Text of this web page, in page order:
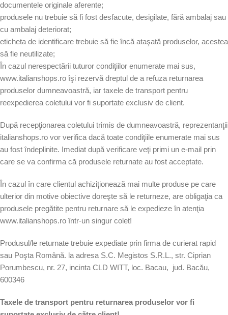
documentele originale aferente;
produsele nu trebuie să fi fost desfacute, desigilate, fără ambalaj sau
cu ambalaj deteriorat;
eticheta de identificare trebuie să fie încă ataşată produselor, acestea
să fie neutilizate;
În cazul nerespectării tuturor condiţiilor enumerate mai sus,
www.italianshops.ro îşi rezervă dreptul de a refuza returnarea
produselor dumneavoastră, iar taxele de transport pentru
reexpedierea coletului vor fi suportate exclusiv de client.
După recepţionarea coletului trimis de dumneavoastră, reprezentanţii
italianshops.ro vor verifica dacă toate condiţiile enumerate mai sus
au fost îndeplinite. Imediat după verificare veţi primi un e-mail prin
care se va confirma că produsele returnate au fost acceptate.
În cazul în care clientul achiziţionează mai multe produse pe care
ulterior din motive obiective doreşte să le returneze, are obligaţia ca
produsele pregătite pentru returnare să le expedieze în atenţia
www.italianshops.ro într-un singur colet!
Produsul/le returnate trebuie expediate prin firma de curierat rapid
sau Poşta Română. la adresa S.C. Megistos S.R.L., str. Ciprian
Porumbescu, nr. 27, incinta CLD WITT, loc. Bacau, jud. Bacău,
600346
Taxele de transport pentru returnarea produselor vor fi